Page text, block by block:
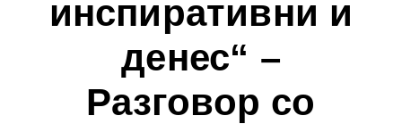
инспиративни и
денес“ –
Разговор со